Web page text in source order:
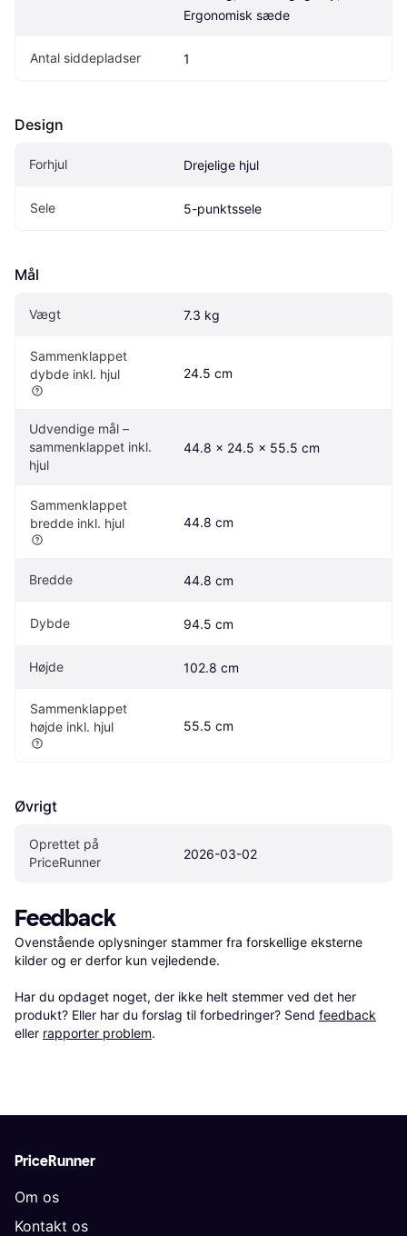
Ergonomisk sæde
Antal siddepladser 1
Design
Forhjul Drejelige hjul
Sele 5-punktssele
Mål
Vægt 7.3 kg
Sammenklappet
dybde inkl. hjul
24.5 cm
Udvendige mål –
sammenklappet inkl.
hjul
44.8 x 24.5 x 55.5 cm
Sammenklappet
bredde inkl. hjul
44.8 cm
Bredde 44.8 cm
Dybde 94.5 cm
Højde 102.8 cm
Sammenklappet
højde inkl. hjul
55.5 cm
Øvrigt
Oprettet på
PriceRunner
2026-03-02
Feedback
Ovenstående oplysninger stammer fra forskellige eksterne
kilder og er derfor kun vejledende.
Har du opdaget noget, der ikke helt stemmer ved det her
produkt? Eller har du forslag til forbedringer? Send feedback
eller rapporter problem.
PriceRunner
Om os
Kontakt os